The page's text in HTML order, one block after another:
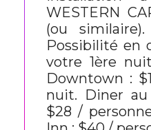
WESTERN
(ou
Possibilité en
votre 1ère
Downtown :
nuit. Diner
$28 /